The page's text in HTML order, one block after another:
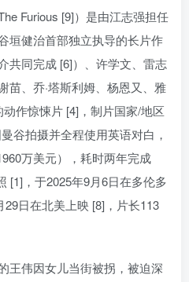
Furious [9]）是由江志强担任
垣健治首部独立执导的长片作
共同完成 [6]）、许学文、雷志
苗、乔·塔斯利姆、杨恩又、雅
动作惊悚片 [4]，制片国家/地区
谷拍摄并全程使用英语对白，
万美元），耗时两年完成
[1]，于2025年9月6日在多伦多
日在北美上映 [8]，片长113
王伟因女儿当街被拐，被迫深